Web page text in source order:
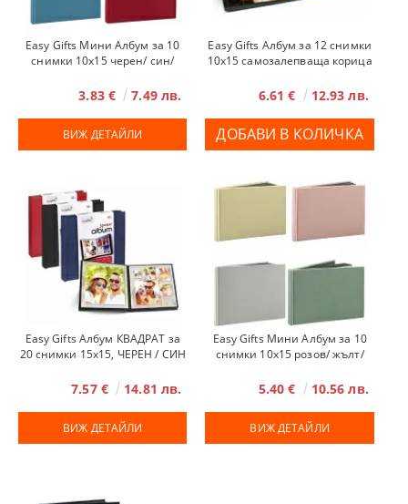
Easy Gifts Мини Албум за 10
снимки 10x15 черен/ син/
3.83 € 7.49 лв.
ВИЖ ДЕТАЙЛИ
Easy Gifts Албум за 12 снимки
10x15 самозалепваща корица
6.61 € 12.93 лв.
Easy Gifts Албум КВАДРАТ за
20 снимки 15x15, ЧЕРЕН / СИН
7.57 € 14.81 лв.
ВИЖ ДЕТАЙЛИ
Easy Gifts Мини Албум за 10
снимки 10x15 розов/ жълт/
5.40 € 10.56 лв.
ВИЖ ДЕТАЙЛИ